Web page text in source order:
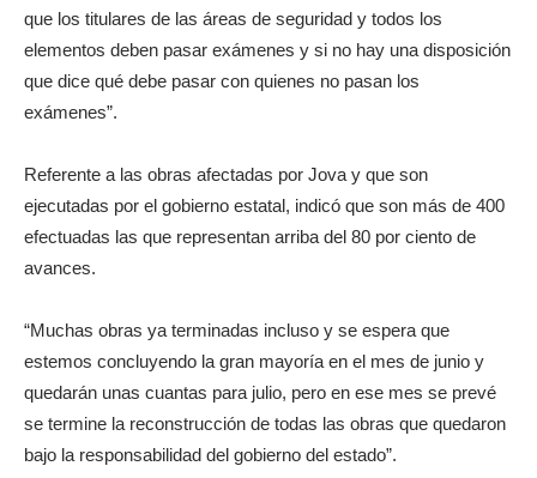
que los titulares de las áreas de seguridad y todos los
elementos deben pasar exámenes y si no hay una disposición
que dice qué debe pasar con quienes no pasan los
exámenes”.
Referente a las obras afectadas por Jova y que son
ejecutadas por el gobierno estatal, indicó que son más de 400
efectuadas las que representan arriba del 80 por ciento de
avances.
“Muchas obras ya terminadas incluso y se espera que
estemos concluyendo la gran mayoría en el mes de junio y
quedarán unas cuantas para julio, pero en ese mes se prevé
se termine la reconstrucción de todas las obras que quedaron
bajo la responsabilidad del gobierno del estado”.